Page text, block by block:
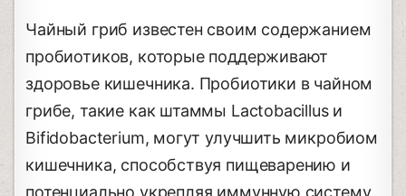
Чайный гриб известен своим содержанием
пробиотиков, которые поддерживают
здоровье кишечника. Пробиотики в чайном
грибе, такие как штаммы Lactobacillus и
Bifidobacterium, могут улучшить микробиом
кишечника, способствуя пищеварению и
потенциально укрепляя иммунную систему.